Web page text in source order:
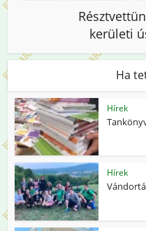
kerületi
Ha
Hírek
Hírek